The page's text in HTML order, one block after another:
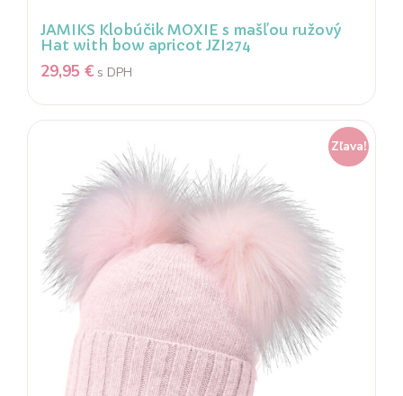
JAMIKS Klobúčik MOXIE s mašľou ružový
Hat with bow apricot JZI274
29,95 € s DPH
Zľava!